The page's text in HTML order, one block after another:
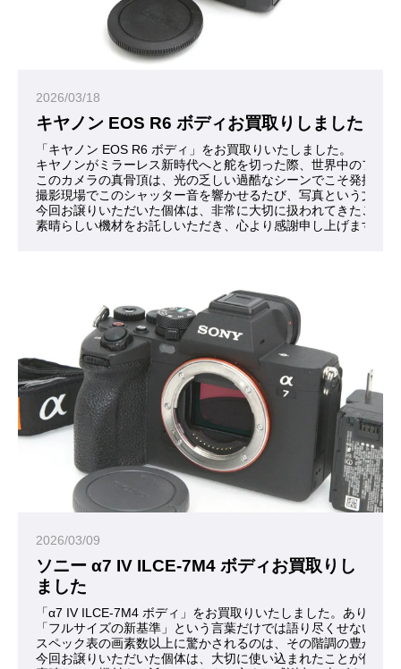
2026/03/18
キヤノン EOS R6 ボディお買取りしました
「キヤノン EOS R6 ボディ」をお買取りいたしました。
キヤノンがミラーレス新時代へと舵を切った際、世界中のフォ
このカメラの真骨頂は、光の乏しい過酷なシーンでこそ発揮さ
撮影現場でこのシャッター音を響かせるたび、写真という文化
今回お譲りいただいた個体は、非常に大切に扱われてきたこと
素晴らしい機材をお託しいただき、心より感謝申し上げます。
2026/03/09
ソニー α7 IV ILCE-7M4 ボディお買取りし
ました
「α7 IV ILCE-7M4 ボディ」をお買取りいたしました。ありがと
「フルサイズの新基準」という言葉だけでは語り尽くせない
スペック表の画素数以上に驚かされるのは、その階調の豊かさ
今回お譲りいただいた個体は、大切に使い込まれたことが伝わ